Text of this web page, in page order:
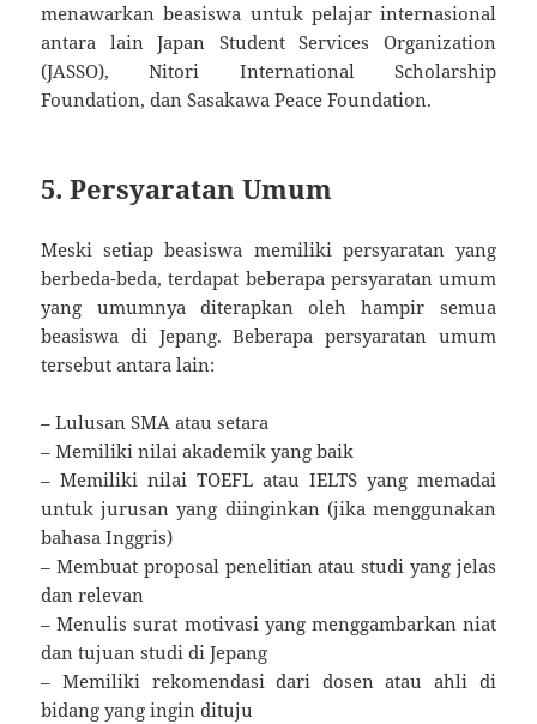
menawarkan beasiswa untuk pelajar internasional
antara lain Japan Student Services Organization
(JASSO), Nitori International Scholarship
Foundation, dan Sasakawa Peace Foundation.
5. Persyaratan Umum
Meski setiap beasiswa memiliki persyaratan yang
berbeda-beda, terdapat beberapa persyaratan umum
yang umumnya diterapkan oleh hampir semua
beasiswa di Jepang. Beberapa persyaratan umum
tersebut antara lain:
– Lulusan SMA atau setara
– Memiliki nilai akademik yang baik
– Memiliki nilai TOEFL atau IELTS yang memadai
untuk jurusan yang diinginkan (jika menggunakan
bahasa Inggris)
– Membuat proposal penelitian atau studi yang jelas
dan relevan
– Menulis surat motivasi yang menggambarkan niat
dan tujuan studi di Jepang
– Memiliki rekomendasi dari dosen atau ahli di
bidang yang ingin dituju